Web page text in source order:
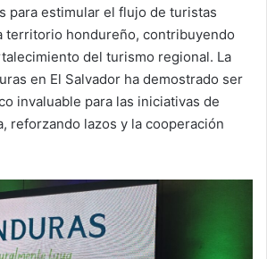
para estimular el flujo de turistas
territorio hondureño, contribuyendo
del turismo regional. La
en El Salvador ha demostrado ser
invaluable para las iniciativas de
reforzando lazos y la cooperación